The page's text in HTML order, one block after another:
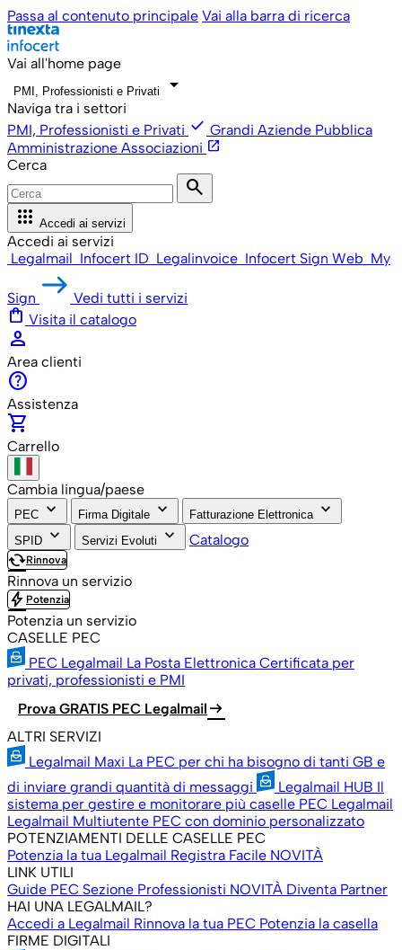
Passa al contenuto principale Vai alla barra di ricerca
Vai all'home page
PMI, Professionisti e Privati arrow_drop_down
Naviga tra i settori
PMI, Professionisti e Privati check Grandi Aziende Pubblica
Amministrazione Associazioni open_in_new
Cerca
search
apps Accedi ai servizi
Accedi ai servizi
Legalmail Infocert ID Legalinvoice Infocert Sign Web My
Sign Vedi tutti i servizi
shopping_bag Visita il catalogo
person
Area clienti
help
Assistenza
shopping_cart
Carrello
Cambia lingua/paese
PEC keyboard_arrow_down Firma Digitale keyboard_arrow_down Fatturazione Elettronica keyboard_arrow_down
SPID keyboard_arrow_down Servizi Evoluti keyboard_arrow_down Catalogo
cachedRinnova
Rinnova un servizio
bolt Potenzia
Potenzia un servizio
CASELLE PEC
PEC Legalmail La Posta Elettronica Certificata per
privati, professionisti e PMI
Prova GRATIS PEC Legalmail arrow_right_alt
ALTRI SERVIZI
Legalmail Maxi La PEC per chi ha bisogno di tanti GB e
di inviare grandi quantità di messaggi
Legalmail HUB Il
sistema per gestire e monitorare più caselle PEC Legalmail
Legalmail Multiutente PEC con dominio personalizzato
POTENZIAMENTI DELLE CASELLE PEC
Potenzia la tua Legalmail Registra Facile NOVITÀ
LINK UTILI
Guide PEC Sezione Professionisti NOVITÀ Diventa Partner
HAI UNA LEGALMAIL?
Accedi a Legalmail Rinnova la tua PEC Potenzia la casella
FIRME DIGITALI